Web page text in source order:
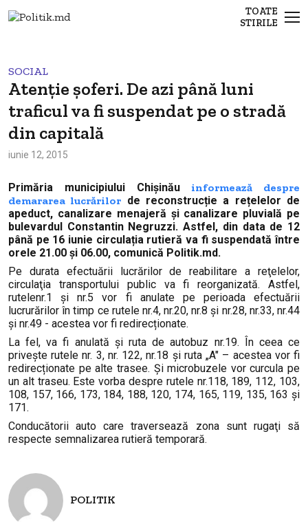
TOATE
STIRILE
SOCIAL
Atenție șoferi. De azi până luni
traficul va fi suspendat pe o stradă
din capitală
iunie 12, 2015
Primăria municipiului Chişinău informează despre
demararea lucrărilor de reconstrucție a rețelelor de
apeduct, canalizare menajeră și canalizare pluvială pe
bulevardul Constantin Negruzzi. Astfel, din data de 12
până pe 16 iunie circulația rutieră va fi suspendată între
orele 21.00 și 06.00, comunică Politik.md.
Pe durata efectuării lucrărilor de reabilitare a reţelelor,
circulaţia transportului public va fi reorganizată. Astfel,
rutelenr.1 și nr.5 vor fi anulate pe perioada efectuării
lucrurărilor în timp ce rutele nr.4, nr.20, nr.8 și nr.28, nr.33, nr.44
și nr.49 - acestea vor fi redirecționate.
La fel, va fi anulată și ruta de autobuz nr.19. În ceea ce
privește rutele nr. 3, nr. 122, nr.18 şi ruta „A" – acestea vor fi
redirecționate pe alte trasee. Și microbuzele vor curcula pe
un alt traseu. Este vorba despre rutele nr.118, 189, 112, 103,
108, 157, 166, 173, 184, 188, 120, 174, 165, 119, 135, 163 și
171.
Conducătorii auto care traversează zona sunt rugaţi să
respecte semnalizarea rutieră temporară.
POLITIK